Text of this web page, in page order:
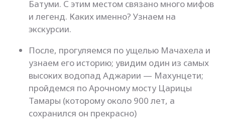
Батуми. С этим местом связано много мифов
и легенд. Каких именно? Узнаем на
экскурсии.
После, прогуляемся по ущелью Мачахела и
узнаем его историю; увидим один из самых
высоких водопад Аджарии — Махунцети;
пройдемся по Арочному мосту Царицы
Тамары (которому около 900 лет, а
сохранился он прекрасно)